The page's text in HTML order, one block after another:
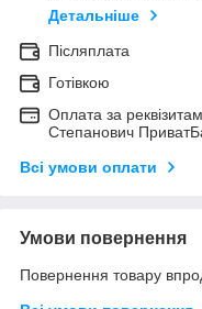
Детальніше
Післяплата
Готівкою
Оплата за
Степанович
Всі умови оплати
Умови повернення
Повернення товару